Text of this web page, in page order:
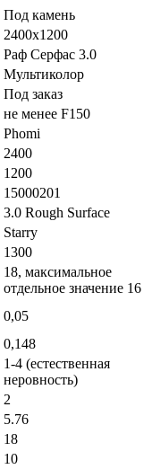
Под камень
2400x1200
Раф Серфас 3.0
Мультиколор
Под заказ
не менее F150
Phomi
2400
1200
15000201
3.0 Rough Surface
Starry
1300
18, максимальное
отдельное значение 16
0,05
0,148
1-4 (естественная
неровность)
2
5.76
18
10